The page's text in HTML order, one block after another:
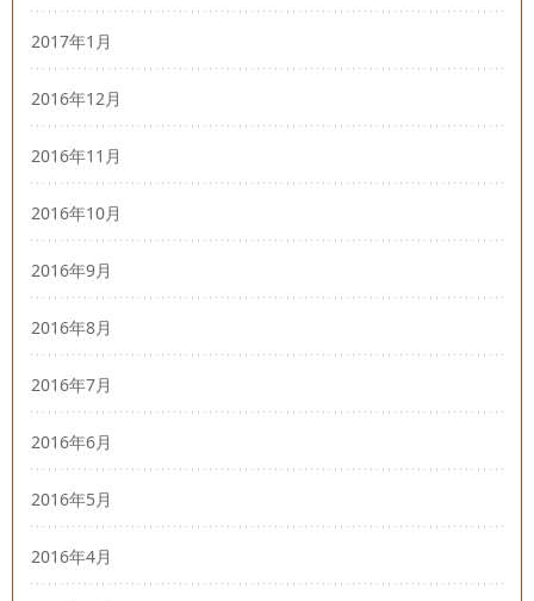
2017年1月
2016年12月
2016年11月
2016年10月
2016年9月
2016年8月
2016年7月
2016年6月
2016年5月
2016年4月